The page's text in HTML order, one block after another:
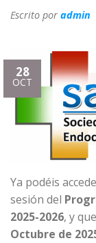
Escrito por admin
28
OCT
Ya podéis
sesión del
2025-2026, y
Octubre de